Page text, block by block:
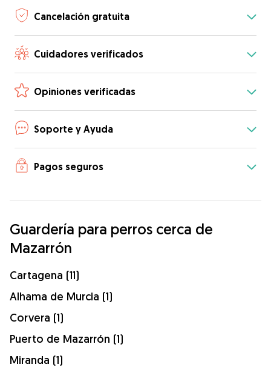
Cancelación gratuita
Cuidadores verificados
Opiniones verificadas
Soporte y Ayuda
Pagos seguros
Guardería para perros cerca de
Mazarrón
Cartagena (11)
Alhama de Murcia (1)
Corvera (1)
Puerto de Mazarrón (1)
Miranda (1)